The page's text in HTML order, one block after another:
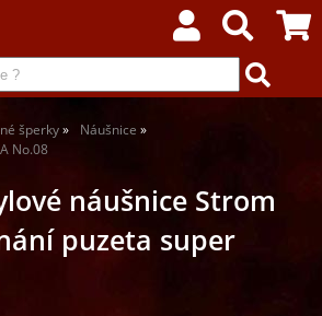
šperky
Náušnice
No.08
náušnice Strom
puzeta super